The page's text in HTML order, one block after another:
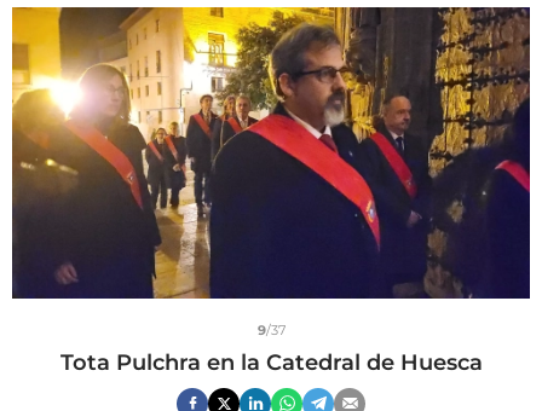
9/37
Tota Pulchra en la Catedral de Huesca